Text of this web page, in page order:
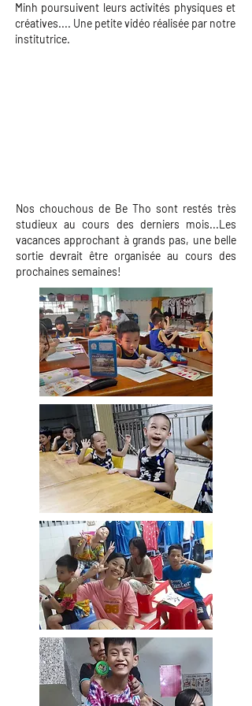
Minh poursuivent leurs activités physiques et
créatives.... Une petitevidéo réalisée par notre
institutrice.
Nos chouchous de Be Tho sont restés très
studieux au cours des derniers mois...Les
vacances approchant à grands pas, une belle
sortie devrait être organisée au cours des
prochaines semaines!